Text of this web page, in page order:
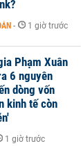
- 1 giờ trước
Phạm Xuân
6 nguyên
dòng vốn
kinh tế còn
1 giờ trước